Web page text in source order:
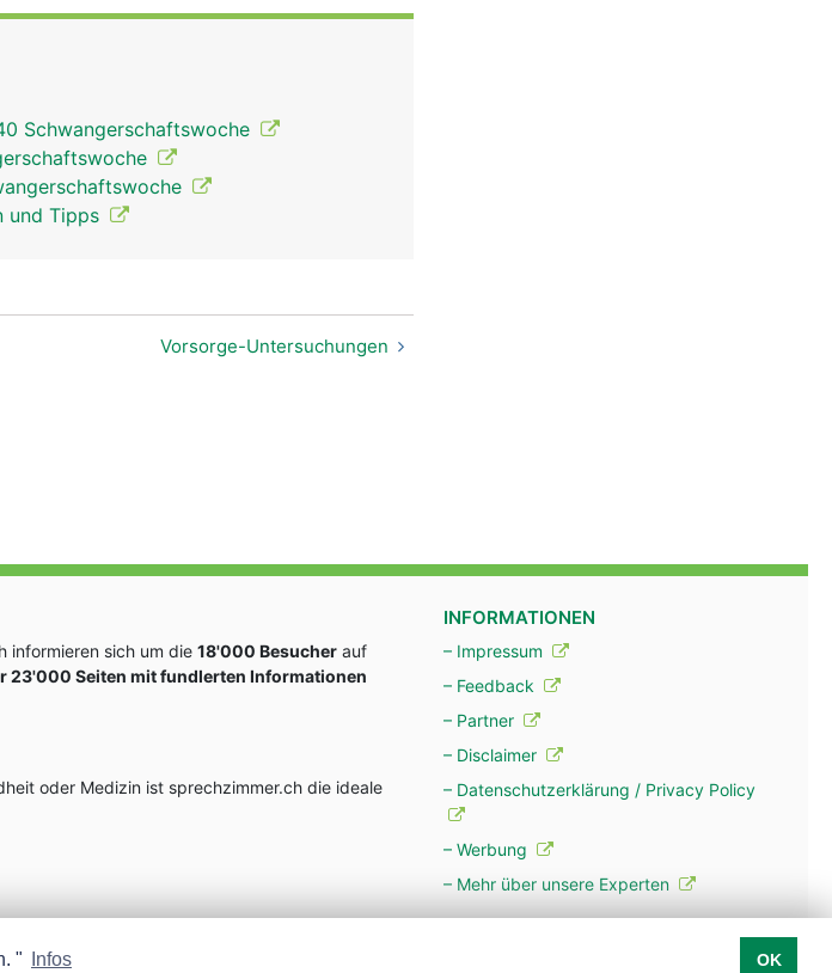
Schwangerschaftswoche
und Tipps
Vorsorge-Untersuchungen
informieren sich um die 18'000 Besucher auf
23'000 Seiten mit fundlerten Informationen
oder Medizin ist sprechzimmer.ch die ideale
INFORMATIONEN
– Impressum
– Feedback
– Partner
– Disclaimer
– Datenschutzerklärung / Privacy Policy
– Werbung
– Mehr über unsere Experten
" Infos OK